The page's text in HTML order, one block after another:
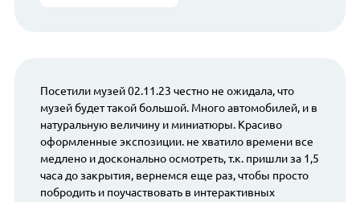
Посетили музей 02.11.23 честно не ожидала, что
музей будет такой большой. Много автомобилей, и в
натуральную величину и миниатюры. Красиво
оформленные экспозиции. не хватило времени все
медлено и досконально осмотреть, т.к. пришли за 1,5
часа до закрытия, вернемся еще раз, чтобы просто
побродить и поучаствовать в интерактивных